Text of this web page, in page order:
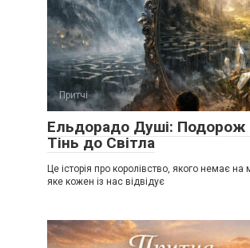
Притчі
Ельдорадо Душі: Подорож
Тінь до Світла
Це історія про королівство, якого немає на
яке кожен із нас відвідує